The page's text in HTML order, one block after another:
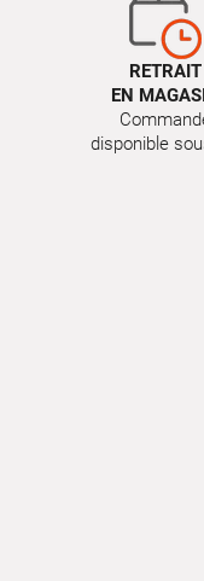
RETRAIT
EN
disponible